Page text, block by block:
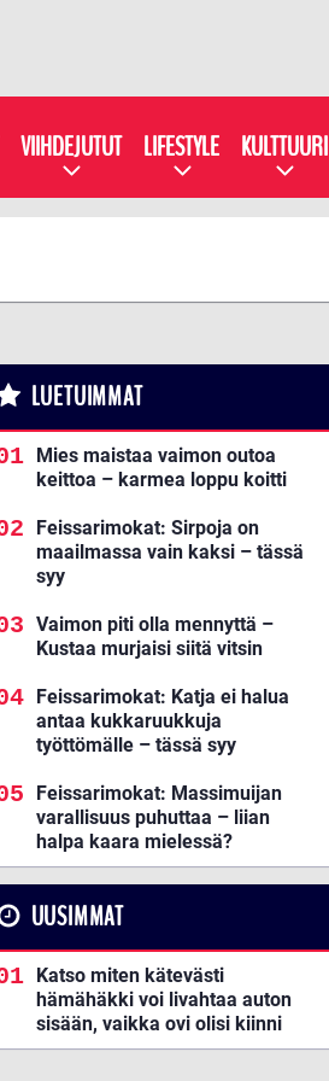
VIIHDEJUTUT LIFESTYLE KULTTUURI
LUETUIMMAT
Mies maistaa vaimon outoa
keittoa – karmea loppu koitti
Feissarimokat: Sirpoja on
maailmassa vain kaksi – tässä
syy
Vaimon piti olla mennyttä –
Kustaa murjaisi siitä vitsin
Feissarimokat: Katja ei halua
antaa kukkaruukkuja
työttömälle – tässä syy
Feissarimokat: Massimuijan
varallisuus puhuttaa – liian
halpa kaara mielessä?
UUSIMMAT
Katso miten kätevästi
hämähäkki voi livahtaa auton
sisään, vaikka ovi olisi kiinni